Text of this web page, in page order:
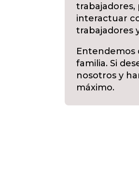
trabajadores,
interactuar
trabajadores
Entendemos
familia. Si
nosotros y
máximo.